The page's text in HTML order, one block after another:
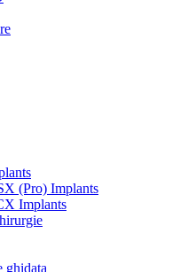
(Pro) Implants
Implants
ghidata